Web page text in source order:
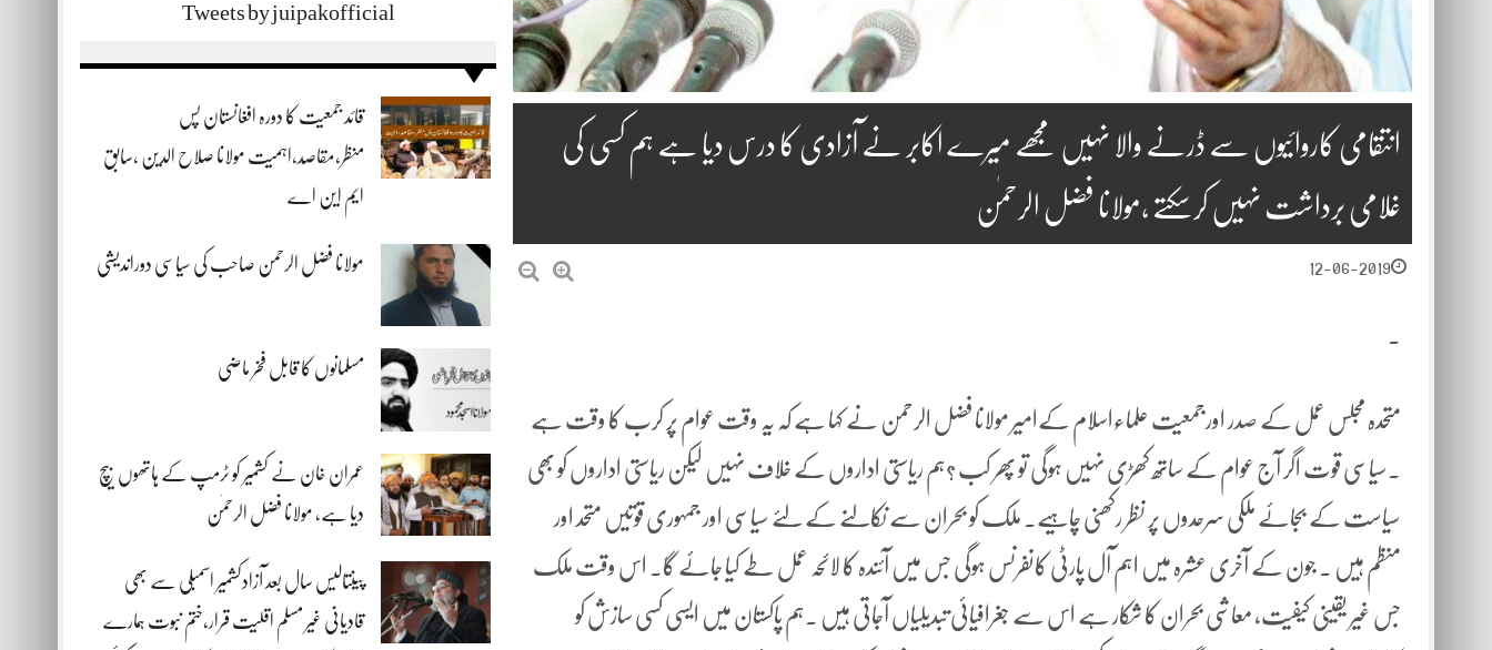
Tweets by juipakofficial
قائد جمعیت کا دورہ افغانستان پس
منظر،مقاصد،اہمیت مولانا صلاح الدین ،سابق
ایم این اے
مولانا فضل الرحمن صاحب کی سیاسی دوراندیشی
مسلمانوں کا قابل فخر ماضی
عمران خان نے کشمیر کو ٹرمپ کے ہاتھوں بیچ
دیا ہے، مولانا فضل الرحمٰن
پینتالیس سال بعد آزادکشمیر اسمبلی سے بھی
قادیانی غیر مسلم اقلیت قرار،ختم نبوت ہمارے
انتقامی کاروائیوں سے ڈرنے والا نہیں مجھے میرے اکابر نے آزادی کا درس دیا ہے ہم کسی کی
غلامی برداشت نہیں کرسکتے ،مولانا فضل الرحمٰن
12-06-2019
متحدہ مجلس عمل کے صدر اورجمعیت علماءاسلام کےامیر مولانا فضل الرحمن نے کہا ہے کہ یہ وقت عوام پر کرب کا وقت ہے
۔سیاسی قوت اگر آج عوام کے ساتھ کھڑی نہیں ہوگی تو پھر کب ؟ہم ریاستی اداروں کے خلاف نہیں لیکن ریاستی اداروں کو بھی
سیاست کے بجائے ملکی سرحدوں پر نظر رکھنی چاہیے۔ ملک کو بحران سے نکالنے کے لئے سیاسی اور جمہوری قوتیں متحد اور
منظم ہیں ۔ جون کے آخری عشرہ میں اہم آل پارٹی کانفرنس ہوگی جس میں آئندہ کا لائحہ عمل طے کیا جائے گا۔ اس وقت ملک
جس غیر یقینی کیفیت، معاشی بحران کا شکار ہے اس سے جغرافیائی تبدیلیاں آجاتی ہیں ۔ہم پاکستان میں ایسی کسی سازش کو